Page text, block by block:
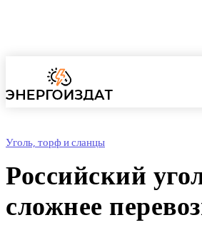
Уголь, торф и сланцы
Российский
сложнее